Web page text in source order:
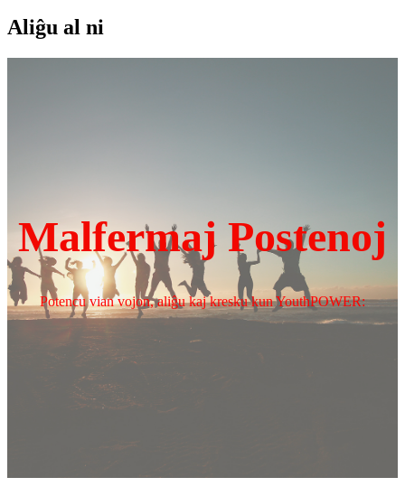
Aliĝu al ni
Malfermaj Postenoj
Potencu vian vojon, aliĝu kaj kresku kun YouthPOWER: